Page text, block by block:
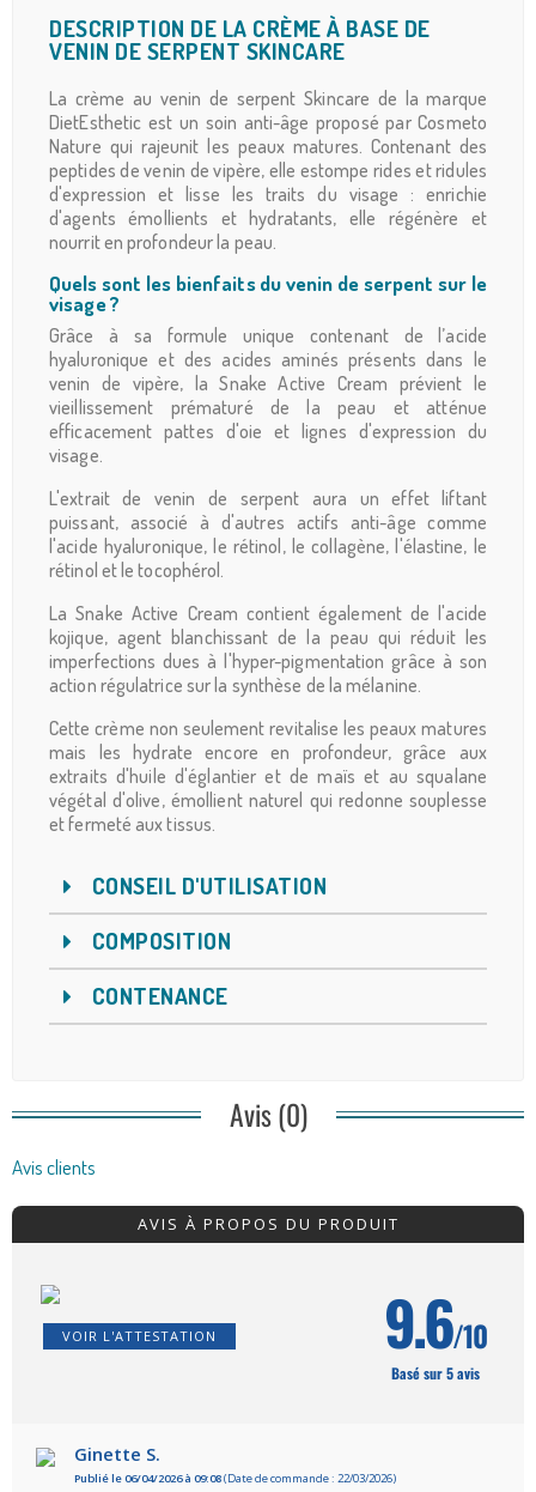
DESCRIPTION DE LA CRÈME À BASE DE
VENIN DE SERPENT SKINCARE
La crème au venin de serpent Skincare de la marque
DietEsthetic est un soin anti-âge proposé par Cosmeto
Nature qui rajeunit les peaux matures. Contenant des
peptides de venin de vipère, elle estompe rides et ridules
d'expression et lisse les traits du visage : enrichie
d'agents émollients et hydratants, elle régénère et
nourrit en profondeur la peau.
Quels sont les bienfaits du venin de serpent sur le
visage ?
Grâce à sa formule unique contenant de l’acide
hyaluronique et des acides aminés présents dans le
venin de vipère, la Snake Active Cream prévient le
vieillissement prématuré de la peau et atténue
efficacement pattes d'oie et lignes d'expression du
visage.
L'extrait de venin de serpent aura un effet liftant
puissant, associé à d'autres actifs anti-âge comme
l'acide hyaluronique, le rétinol, le collagène, l'élastine, le
rétinol et le tocophérol.
La Snake Active Cream contient également de l'acide
kojique, agent blanchissant de la peau qui réduit les
imperfections dues à l'hyper-pigmentation grâce à son
action régulatrice sur la synthèse de la mélanine.
Cette crème non seulement revitalise les peaux matures
mais les hydrate encore en profondeur, grâce aux
extraits d'huile d'églantier et de maïs et au squalane
végétal d'olive, émollient naturel qui redonne souplesse
et fermeté aux tissus.
CONSEIL D'UTILISATION
COMPOSITION
CONTENANCE
Avis (0)
Avis clients
AVIS À PROPOS DU PRODUIT
VOIR L'ATTESTATION 9.6/10
Basé sur 5 avis
Ginette S.
Publié le 06/04/2026 à 09:08(Date de commande : 22/03/2026)